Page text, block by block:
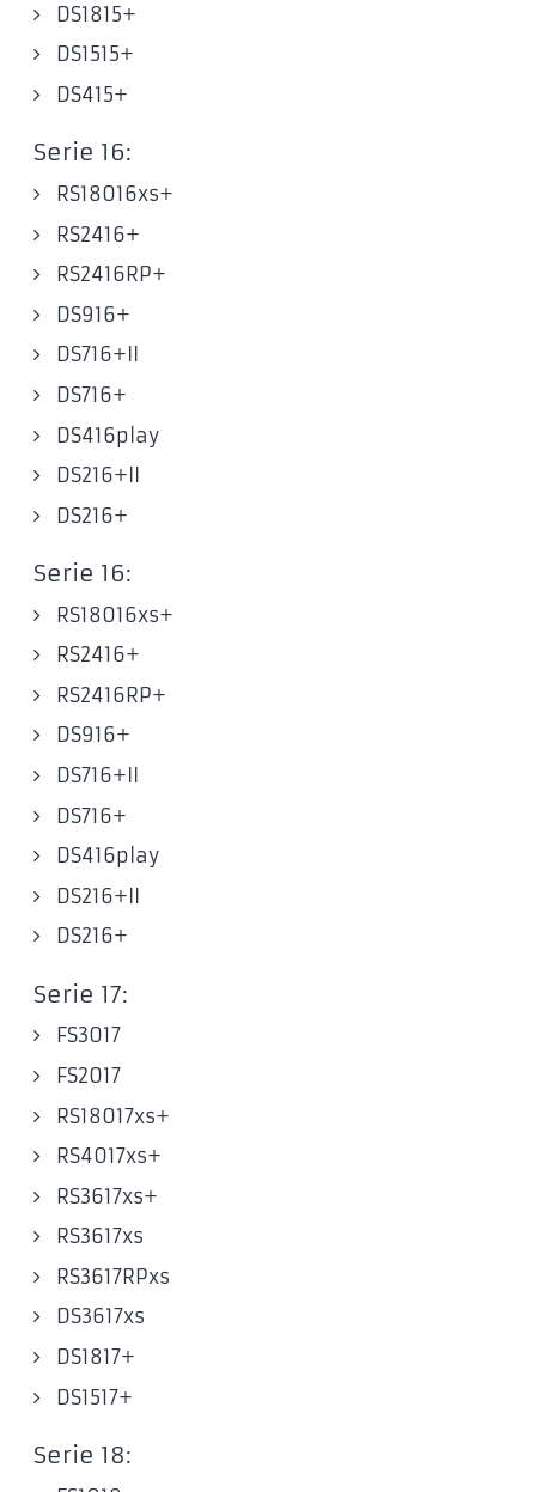
DS1815+
DS1515+
DS415+
Serie 16:
RS18016xs+
RS2416+
RS2416RP+
DS916+
DS716+II
DS716+
DS416play
DS216+II
DS216+
Serie 16:
RS18016xs+
RS2416+
RS2416RP+
DS916+
DS716+II
DS716+
DS416play
DS216+II
DS216+
Serie 17:
FS3017
FS2017
RS18017xs+
RS4017xs+
RS3617xs+
RS3617xs
RS3617RPxs
DS3617xs
DS1817+
DS1517+
Serie 18: